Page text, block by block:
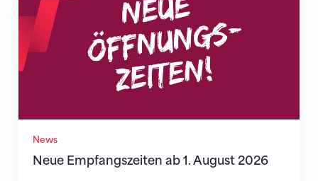
News
Neue Empfangszeiten ab 1. August 2026